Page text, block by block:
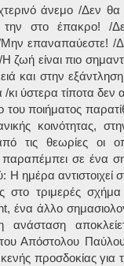
άνεμο /Δεν
την στο έπακρο!
Μην επαναπαύεστε! /
ζωή είναι πιο
και στην
ύστερα τίποτα δεν
του ποιήματος
κοινότητας,
τις θεωρίες οι
σε ένα
Η ημέρα
τριμερές σχήμα
ένα άλλο
ανάσταση
του Απόστολου
προσδοκίας για